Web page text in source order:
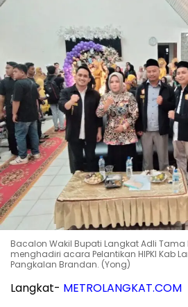
Bacalon Wakil Bupati Langkat Adli
menghadiri acara Pelantikan HIPKI Kab
Pangkalan Brandan. (Yong)
Langkat- METROLANGKAT.COM